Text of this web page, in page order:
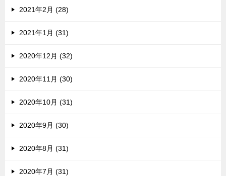
2021年2月 (28)
2021年1月 (31)
2020年12月 (32)
2020年11月 (30)
2020年10月 (31)
2020年9月 (30)
2020年8月 (31)
2020年7月 (31)